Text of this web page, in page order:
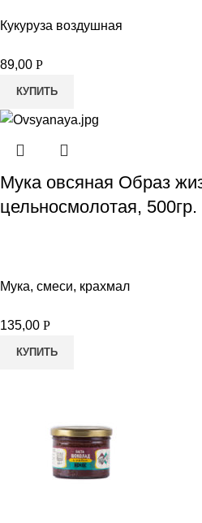
Кукуруза воздушная
89,00 Р
КУПИТЬ
Мука овсяная Образ
цельносмолотая, 500гр.
Мука, смеси, крахмал
135,00 Р
КУПИТЬ